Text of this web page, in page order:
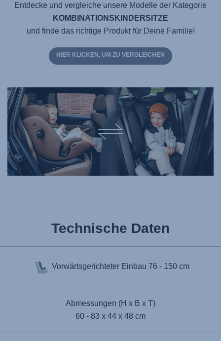
Entdecke und vergleiche unsere Modelle der Kategorie
KOMBINATIONSKINDERSITZE
und finde das richtige Produkt für Deine Familie!
HIER KLICKEN, UM ZU VERGLEICHEN
Technische Daten
Vorwärtsgerichteter Einbau 76 - 150 cm
Abmessungen (H x B x T)
60 - 83 x 44 x 48 cm